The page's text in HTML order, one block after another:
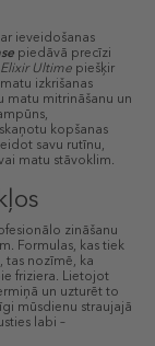
ieveidošanas
piedāvā precīzi
Elixir Ultime piešķir
izkrišanas
matu mitrināšanu un
kopšanas
savu rutīnu,
matu stāvoklim.
zināšanu
Formulas, kas tiek
tas nozīmē, ka
friziera. Lietojot
un uzturēt to
mūsdienu straujajā
labi –